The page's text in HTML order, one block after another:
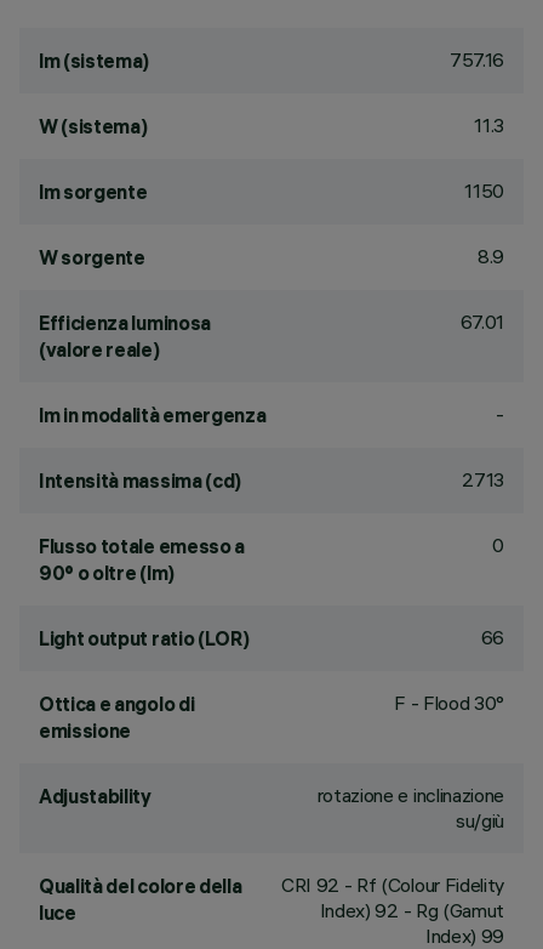
lm (sistema) 757.16
W (sistema) 11.3
lm sorgente 1150
W sorgente 8.9
Efficienza luminosa
(valore reale)
67.01
lm in modalità emergenza -
Intensità massima (cd) 2713
Flusso totale emesso a
90° o oltre (lm)
0
Light output ratio (LOR) 66
Ottica e angolo di
emissione
F - Flood 30°
Adjustability
rotazione e inclinazione
su/giù
Qualità del colore della
luce
CRI 92 - Rf (Colour Fidelity
Index) 92 - Rg (Gamut
Index) 99